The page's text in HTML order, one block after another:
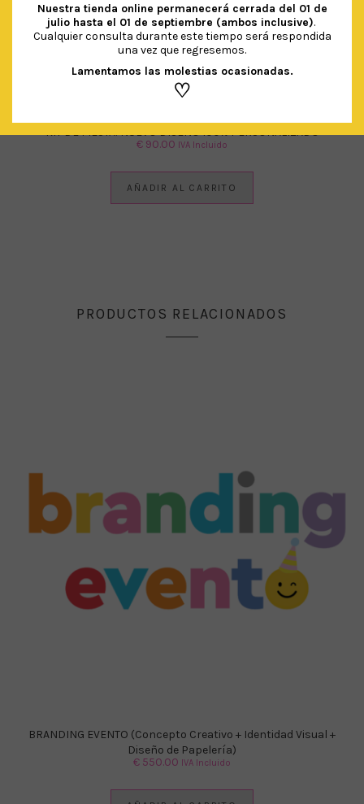
KIT DE FIESTA: NUEVO DISEÑO 100% PERSONALIZADO
€ 90.00 IVA Incluido
AÑADIR AL CARRITO
PRODUCTOS RELACIONADOS
BRANDING EVENTO (Concepto Creativo + Identidad Visual +
Diseño de Papelería)
€ 550.00 IVA Incluido
Nuestra tienda online permanecerá cerrada del 01 de
julio hasta el 01 de septiembre (ambos inclusive).
Cualquier consulta durante este tiempo será respondida
una vez que regresemos.
Lamentamos las molestias ocasionadas.
♡